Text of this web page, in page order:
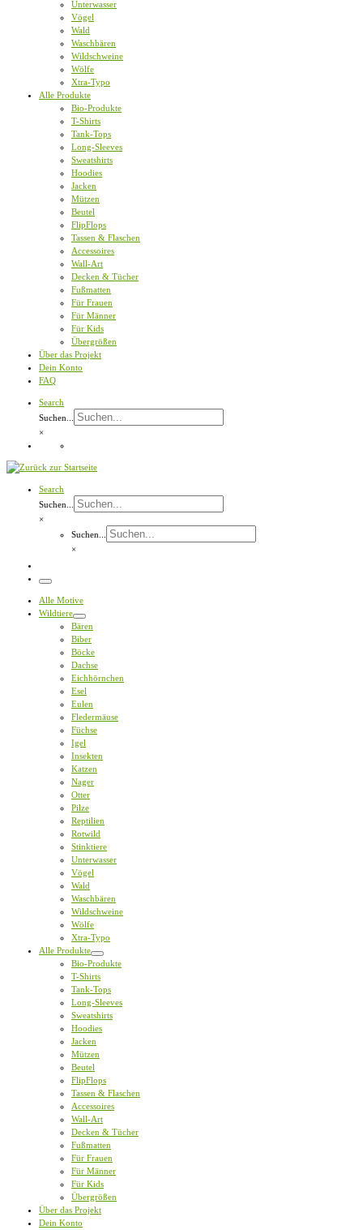
Unterwasser
Vögel
Wald
Waschbären
Wildschweine
Wölfe
Xtra-Typo
Alle Produkte
Bio-Produkte
T-Shirts
Tank-Tops
Long-Sleeves
Sweatshirts
Hoodies
Jacken
Mützen
Beutel
FlipFlops
Tassen & Flaschen
Accessoires
Wall-Art
Decken & Tücher
Fußmatten
Für Frauen
Für Männer
Für Kids
Übergrößen
Über das Projekt
Dein Konto
FAQ
Search
Suchen...
×
Search
Suchen...
×
Suchen...
×
Menü
Alle Motive
Wildtiere
Bären
Biber
Böcke
Dachse
Eichhörnchen
Esel
Eulen
Fledermäuse
Füchse
Igel
Insekten
Katzen
Nager
Otter
Pilze
Reptilien
Rotwild
Stinktiere
Unterwasser
Vögel
Wald
Waschbären
Wildschweine
Wölfe
Xtra-Typo
Alle Produkte
Bio-Produkte
T-Shirts
Tank-Tops
Long-Sleeves
Sweatshirts
Hoodies
Jacken
Mützen
Beutel
FlipFlops
Tassen & Flaschen
Accessoires
Wall-Art
Decken & Tücher
Fußmatten
Für Frauen
Für Männer
Für Kids
Übergrößen
Über das Projekt
Dein Konto